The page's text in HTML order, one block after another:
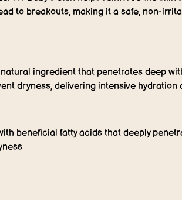
to breakouts, making it a safe, non-
ingredient that penetrates deep
dryness, delivering intensive hydration
beneficial fatty acids that deeply